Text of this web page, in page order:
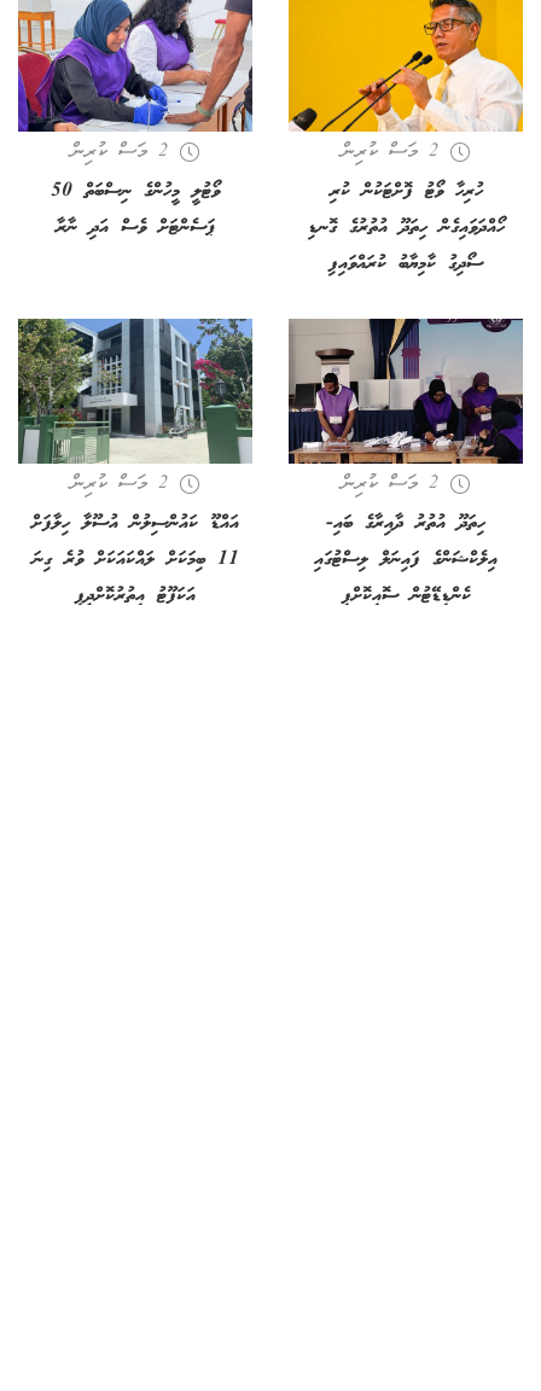
2 މަސް ކުރިން
ހުރިހާ ވޯޓު ފޮށްޓަކުން ކުރި
ހޯއްދަވައިގެން ހިތަދޫ އުތުރުގެ ގޮނޑި
ސޯދިގު ކާމިޔާބު ކުރައްވައިފި
2 މަސް ކުރިން
ވޯޓުލީ މީހުންގެ ނިސްބަތް 50
ޕަސެންޓަށް ވެސް އަދި ނާރާ
2 މަސް ކުރިން
ހިތަދޫ އުތުރު ދާއިރާގެ ބައި-
އިލެކްޝަންގެ ފައިނަލް ލިސްޓުގައި
ކެންޑިޑޭޓުން ސޮއިކޮށްފި
2 މަސް ކުރިން
އައްޑޫ ކައުންސިލުން އުސޫލާ ހިލާފަށް
11 ބިމަކަށް ލައްކައަކަށް ވުރެ ގިނަ
އަކަފޫޓު އިތުރުކޮށްދީފި